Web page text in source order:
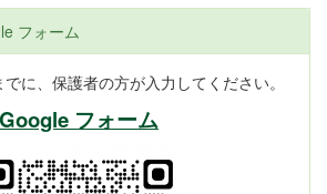
フォーム
に、保護者の方が入力してください。
Google フォーム